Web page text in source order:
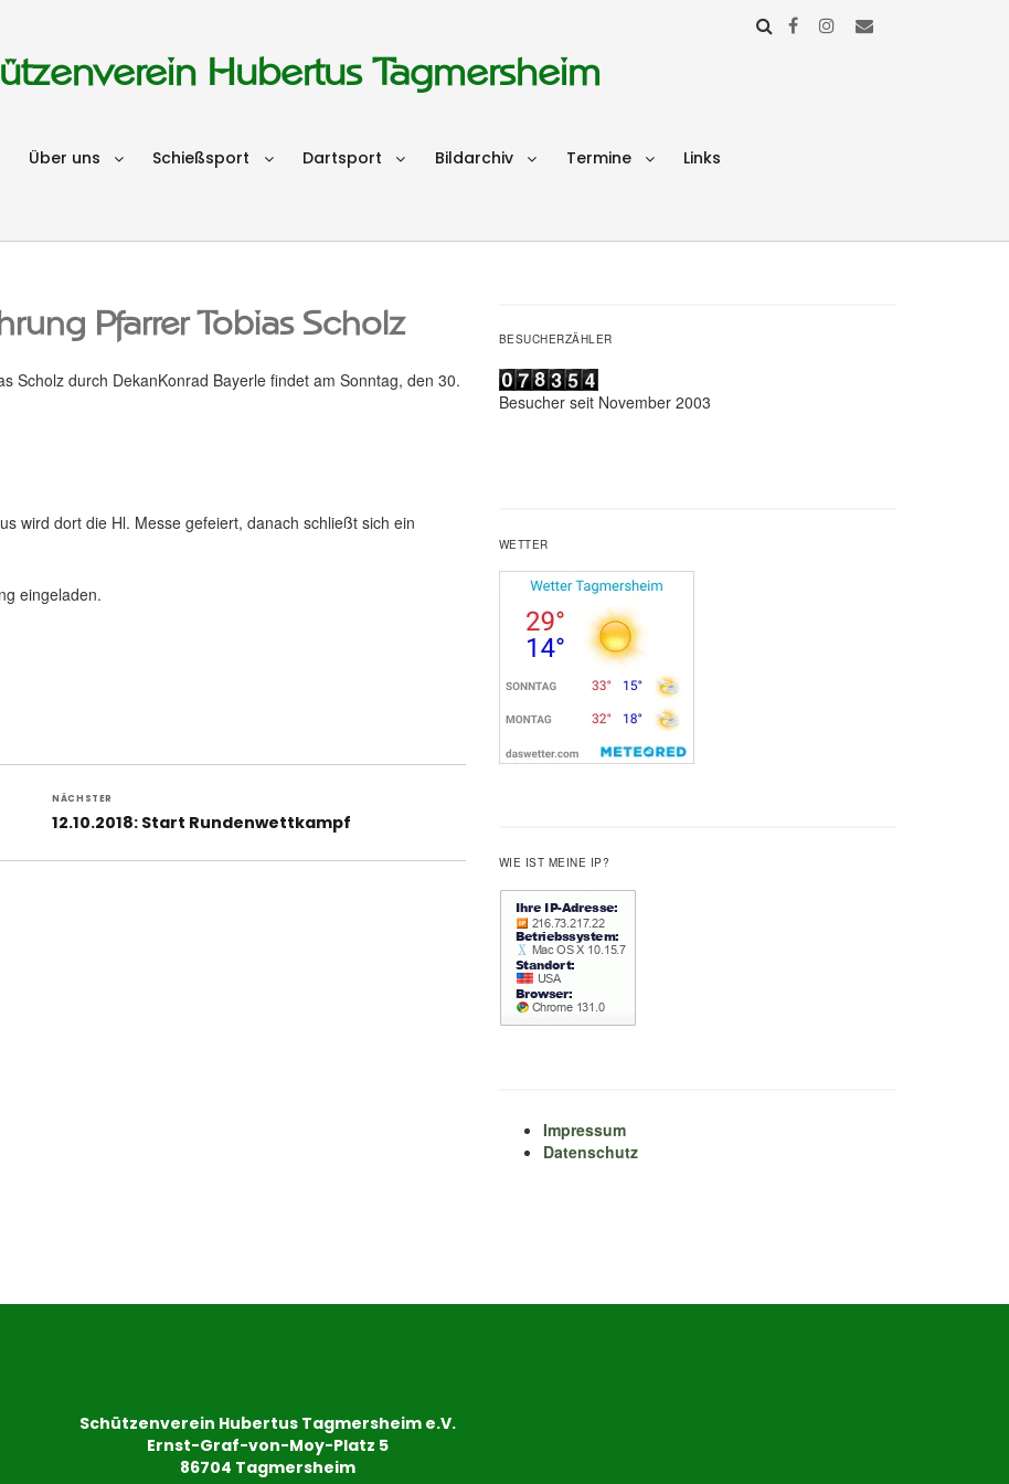
Hubertus Tagmersheim
Über uns Schießsport Dartsport Bildarchiv Termine Links
Pfarrer Tobias Scholz
Scholz durch DekanKonrad Bayerle findet am Sonntag, den 30.
wird dort die Hl. Messe gefeiert, danach schließt sich ein
eingeladen.
NÄCHSTER
Nächster
12.10.2018: Start Rundenwettkampf
BESUCHERZÄHLER
Besucher seit November 2003
WETTER
WIE IST MEINE IP?
Impressum
Datenschutz
Schützenverein Hubertus Tagmersheim e.V.
Ernst-Graf-von-Moy-Platz 5
86704 Tagmersheim